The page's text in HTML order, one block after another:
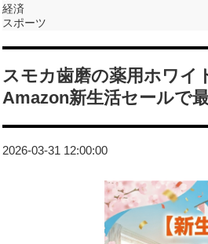
経済
スポーツ
スモカ歯磨の薬用ホワイ
Amazon新生活セールで
2026-03-31 12:00:00